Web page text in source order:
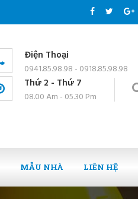
Điện Thoại
0941.85.98.98 - 0918.85.98.98
Thứ 2 - Thứ 7
08.00 Am - 05.30 Pm
MẪU NHÀ LIÊN HỆ